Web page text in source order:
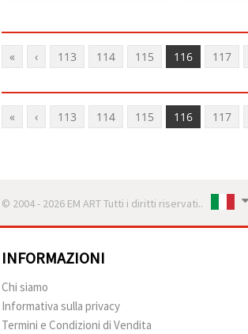
« ‹ 113 114 115 116 117
« ‹ 113 114 115 116 117
© 2004 - 2026 EM ART Tutti i diritti riservati..
INFORMAZIONI
Chi siamo
Informativa sulla privacy
Termini e Condizioni di Vendita